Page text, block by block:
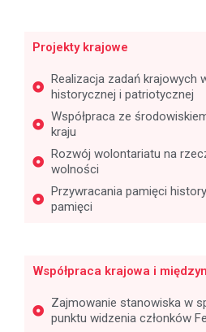
Projekty krajowe
Realizacja zadań krajowych
historycznej i patriotycznej
Współpraca ze
kraju
Rozwój wolontariatu na
wolności
Przywracania pamięci
pamięci
Współpraca krajowa i
Zajmowanie stanowiska w
punktu widzenia członków